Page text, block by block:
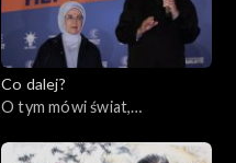
Co dalej?
O tym mówi świat,